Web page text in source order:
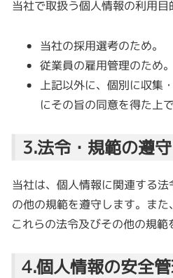
当社で取扱う個人情報の利用目
当社の採用選考のため。
従業員の雇用管理のため。
上記以外に、個別に収集
にその旨の同意を得た上
3.法令・規範の遵守
当社は、個人情報に関連する
の他の規範を遵守します。また
これらの法令及びその他の規範
4.個人情報の安全